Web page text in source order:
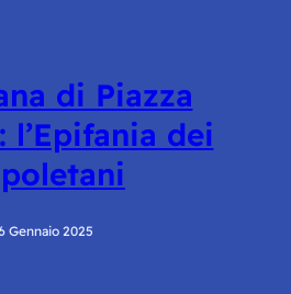
di Piazza
l’Epifania dei
Gennaio 2025